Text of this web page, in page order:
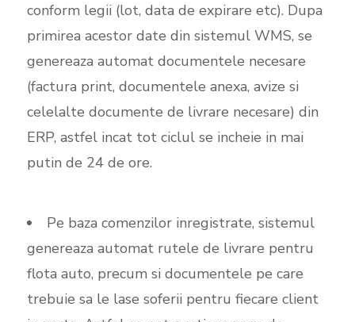
conform legii (lot, data de expirare etc). Dupa
primirea acestor date din sistemul WMS, se
genereaza automat documentele necesare
(factura print, documentele anexa, avize si
celelalte documente de livrare necesare) din
ERP, astfel incat tot ciclul se incheie in mai
putin de 24 de ore.
Pe baza comenzilor inregistrate, sistemul
genereaza automat rutele de livrare pentru
flota auto, precum si documentele pe care
trebuie sa le lase soferii pentru fiecare client